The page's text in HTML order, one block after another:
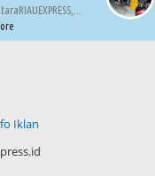
Iklan